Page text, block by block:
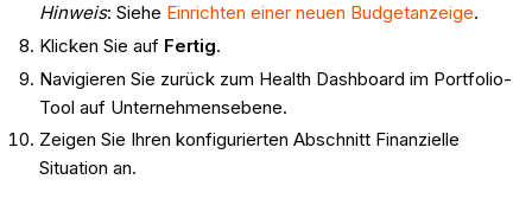
Hinweis: Siehe Einrichten einer neuen Budgetanzeige.
Klicken Sie auf Fertig.
Navigieren Sie zurück zum Health Dashboard im Portfolio-
Tool auf Unternehmensebene.
Zeigen Sie Ihren konfigurierten Abschnitt Finanzielle
Situation an.